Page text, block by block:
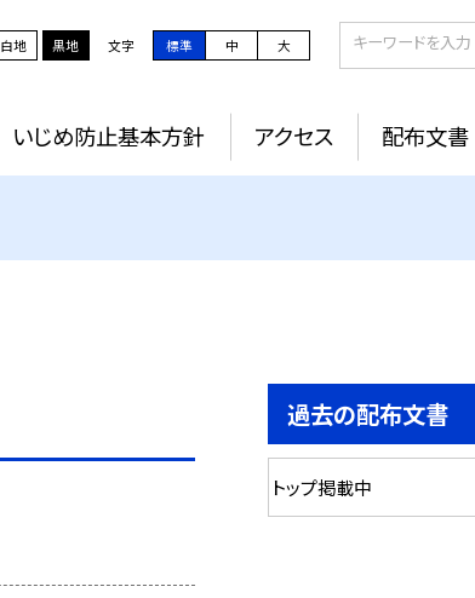
白地 黒地 文字 標準 中 大
いじめ防止基本方針 アクセス 配布文書
過去の配布文書